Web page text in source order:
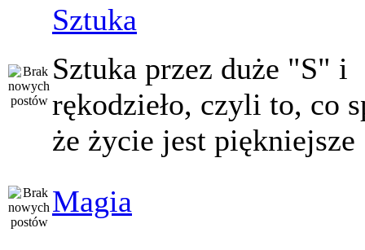
Sztuka
Sztuka przez duże "S" i
rękodzieło, czyli to, co
że życie jest piękniejsze
Magia